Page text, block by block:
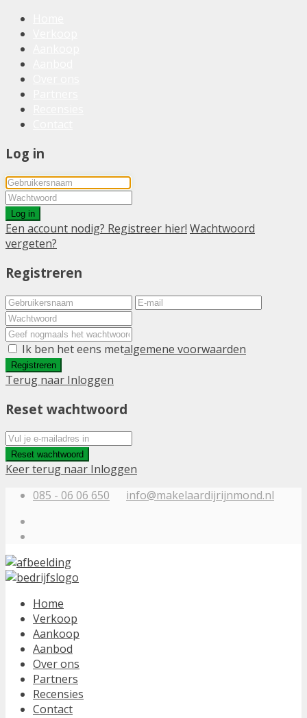
Log in
Log in
Een account nodig? Registreer hier! Wachtwoord
vergeten?
Registreren
Ik ben het eens metalgemene voorwaarden
Registreren
Terug naar Inloggen
Reset wachtwoord
Reset wachtwoord
Keer terug naar Inloggen
085 - 06 06 650
info@makelaardijrijnmond.nl
Home
Verkoop
Aankoop
Aanbod
Over ons
Partners
Recensies
Contact